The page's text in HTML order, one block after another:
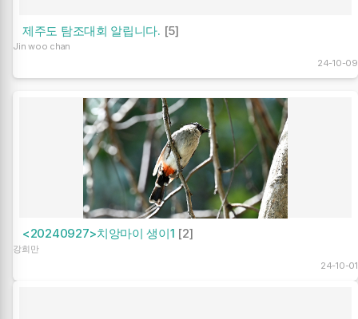
제주도 탐조대회 알립니다. [5]
Jin woo chan
24-10-09
<20240927>치앙마이 생이1 [2]
강희만
24-10-01